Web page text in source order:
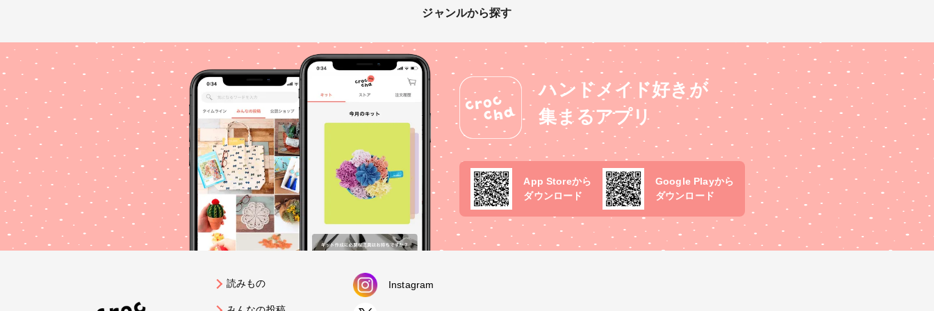
ジャンルから探す
ハンドメイド好きが
集まるアプリ
App Storeから
ダウンロード
Google Playから
ダウンロード
読みもの Instagram